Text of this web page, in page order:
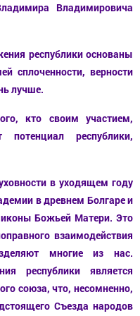
Владимировича
республики основаны
сплоченности, верности
лучше.
кто своим участием,
республики,
в уходящем году
в древнем Болгаре и
иконы Божьей Матери. Это
взаимодействия
многие из нас.
республики является
союза, что, несомненно,
Съезда народов